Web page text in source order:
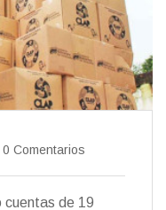
0 Comentarios
cuentas de 19